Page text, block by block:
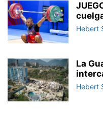
Hebert
La
Hebert